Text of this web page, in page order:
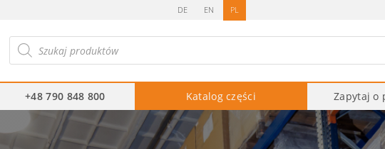
DE EN PL
+48 790 848 800 Katalog części Zapytaj o